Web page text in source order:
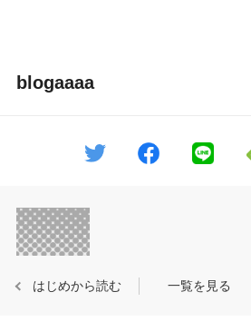
blogaaaa
はじめから読む 一覧を見る